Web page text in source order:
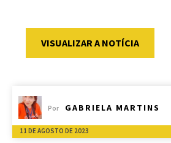
VISUALIZAR A NOTÍCIA
Por GABRIELA MARTINS
11 DE AGOSTO DE 2023